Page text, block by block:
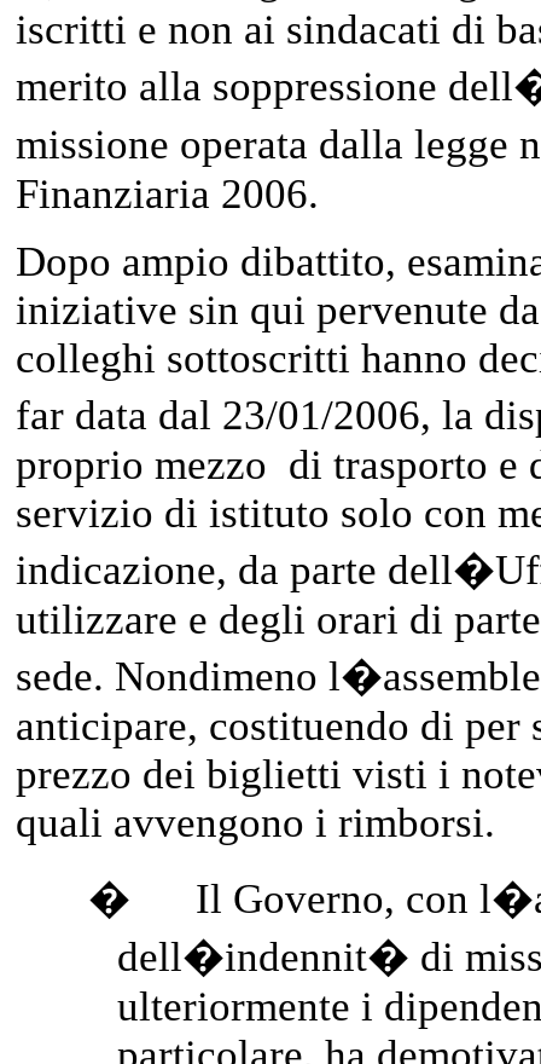
iscritti e non ai sindacati di
merito alla soppressione
missione operata dalla legge
Finanziaria 2006.
Dopo ampio dibattito,
iniziative sin qui pervenute
colleghi sottoscritti hanno
far data dal 23/01/2006, la
proprio mezzo di trasporto e
servizio di istituto solo con
indicazione, da parte
utilizzare e degli orari di
sede. Nondimeno
anticipare, costituendo di per
prezzo dei biglietti visti i
quali avvengono i rimborsi.
�
Il Governo, con
dell�indennit� di
ulteriormente i